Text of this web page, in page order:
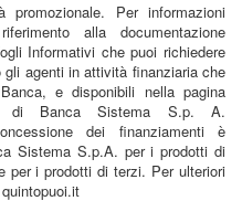
promozionale. Per informazioni
alla documentazione
Informativi che puoi richiedere
agenti in attività finanziaria che
e disponibili nella pagina
di Banca Sistema S.p. A.
dei finanziamenti è
Sistema S.p.A. per i prodotti di
per i prodotti di terzi. Per ulteriori